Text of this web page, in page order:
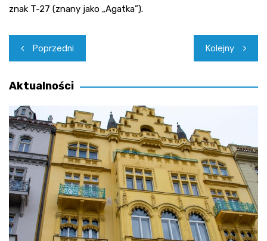
znak T-27 (znany jako „Agatka”).
Nawigacja
wpisu
Poprzedni Kolejny
Aktualności